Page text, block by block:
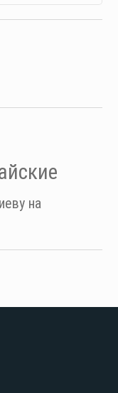
на